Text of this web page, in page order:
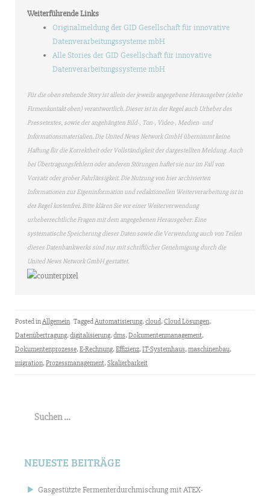
Weiterführende Links
Originalmeldung der GID Gesellschaft für innovative
Datenverarbeitungssysteme mbH
Alle Stories der GID Gesellschaft für innovative
Datenverarbeitungssysteme mbH
Für die oben stehende Story ist allein der jeweils angegebene Herausgeber (siehe
Firmenkontakt oben) verantwortlich. Dieser ist in der Regel auch Urheber des
Pressetextes, sowie der angehängten Bild-, Ton-, Video-, Medien- und
Informationsmaterialien. Die United News Network GmbH übernimmt keine
Haftung für die Korrektheit oder Vollständigkeit der dargestellten Meldung. Auch
bei Übertragungsfehlern oder anderen Störungen haftet sie nur im Fall von
Vorsatz oder grober Fahrlässigkeit. Die Nutzung von hier archivierten
Informationen zur Eigeninformation und redaktionellen Weiterverarbeitung ist in
der Regel kostenfrei. Bitte klären Sie vor einer Weiterverwendung
urheberrechtliche Fragen mit dem angegebenen Herausgeber. Eine
systematische Speicherung dieser Daten sowie die Verwendung auch von Teilen
dieses Datenbankwerks sind nur mit schriftlicher Genehmigung durch die
United News Network GmbH gestattet.
Posted inAllgemein TaggedAutomatisierung,cloud,Cloud Lösungen,
Datenübertragung,digitalisierung,dms,Dokumentenmanagement,
Dokumentenprozesse,E-Rechnung,Effizienz,IT-Systemhaus,maschinenbau,
migration,Prozessmanagement,Skalierbarkeit
nach:
NEUESTE BEITRÄGE
Gasgestützte Fermenterdurchmischung mit ATEX-